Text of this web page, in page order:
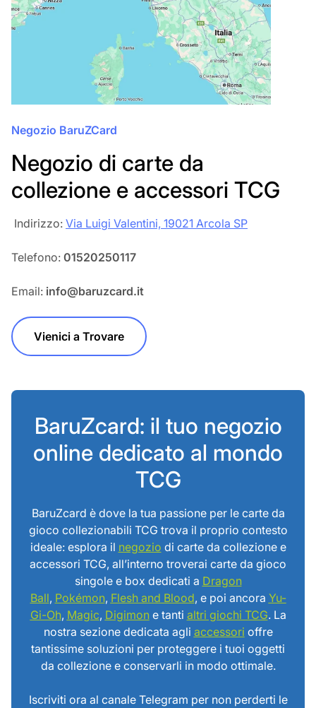
Negozio BaruZCard
Negozio di carte da
collezione e accessori TCG
‎‎ Indirizzo: Via Luigi Valentini, 19021 Arcola SP
Telefono: 01520250117
Email: info@baruzcard.it
Vienici a Trovare
BaruZcard: il tuo negozio
online dedicato al mondo
TCG
BaruZcard è dove la tua passione per le carte da
gioco collezionabili TCG trova il proprio contesto
ideale: esplora il negozio di carte da collezione e
accessori TCG, all’interno troverai carte da gioco
singole e box dedicati a Dragon
Ball, Pokémon, Flesh and Blood, e poi ancora Yu-
Gi-Oh, Magic, Digimone tanti altri giochi TCG. La
nostra sezione dedicata agli accessori offre
tantissime soluzioni per proteggere i tuoi oggetti
da collezione e conservarli in modo ottimale.
Iscriviti ora al canale Telegram per non perderti le